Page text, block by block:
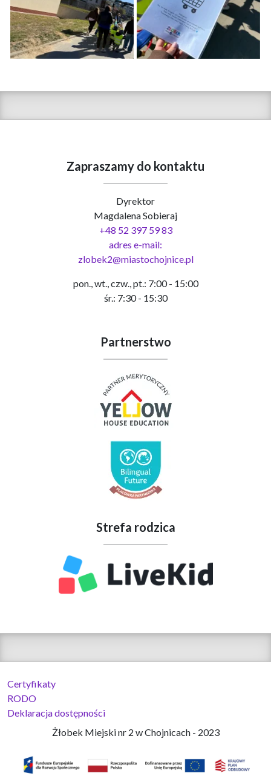
Zapraszamy do kontaktu
Dyrektor
Magdalena Sobieraj
+48 52 397 59 83
adres e-mail:
zlobek2@miastochojnice.pl
pon., wt., czw., pt.: 7:00 - 15:00
śr.: 7:30 - 15:30
Partnerstwo
Strefa rodzica
Certyfikaty
RODO
Deklaracja dostępności
Żłobek Miejski nr 2 w Chojnicach - 2023